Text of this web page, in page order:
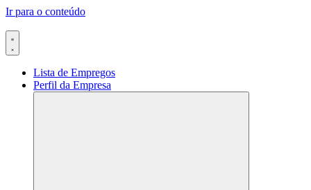
Ir para o conteúdo
Lista de Empregos
Perfil da Empresa